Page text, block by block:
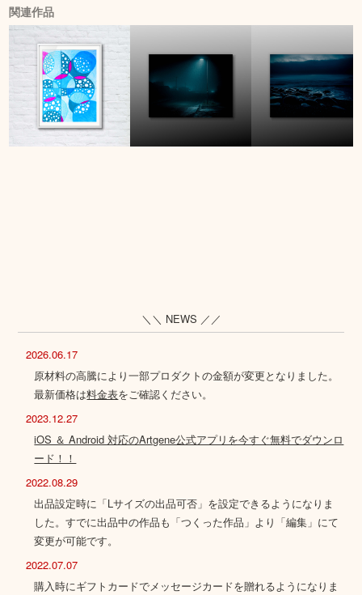
関連作品
＼＼ NEWS ／／
2026.06.17
原材料の高騰により一部プロダクトの金額が変更となりました。
最新価格は料金表をご確認ください。
2023.12.27
iOS ＆ Android 対応のArtgene公式アプリを今すぐ無料でダウンロ
ード！！
2022.08.29
出品設定時に「Lサイズの出品可否」を設定できるようになりま
した。すでに出品中の作品も「つくった作品」より「編集」にて
変更が可能です。
2022.07.07
購入時にギフトカードでメッセージカードを贈れるようになりま